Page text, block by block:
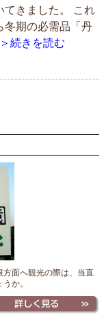
てきました。 これ
冬期の必需品「丹
＞続きを読む
方面へ観光の際は、当直
か。